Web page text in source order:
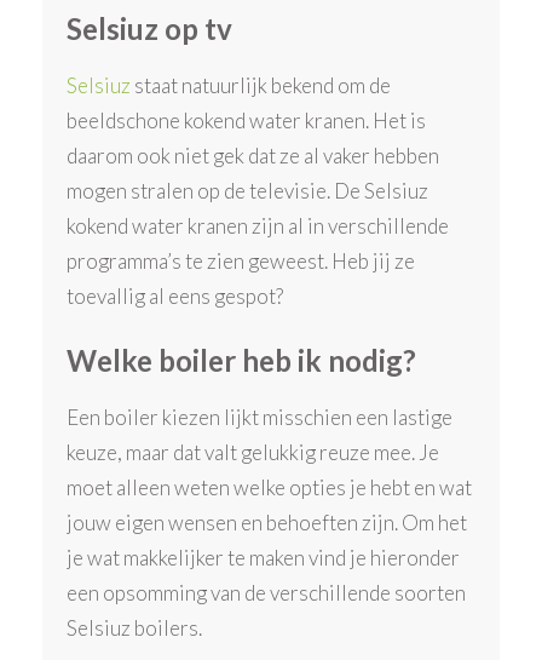
Selsiuz op tv
Selsiuz staat natuurlijk bekend om de
beeldschone kokend water kranen. Het is
daarom ook niet gek dat ze al vaker hebben
mogen stralen op de televisie. De Selsiuz
kokend water kranen zijn al in verschillende
programma’s te zien geweest. Heb jij ze
toevallig al eens gespot?
Welke boiler heb ik nodig?
Een boiler kiezen lijkt misschien een lastige
keuze, maar dat valt gelukkig reuze mee. Je
moet alleen weten welke opties je hebt en wat
jouw eigen wensen en behoeften zijn. Om het
je wat makkelijker te maken vind je hieronder
een opsomming van de verschillende soorten
Selsiuz boilers.